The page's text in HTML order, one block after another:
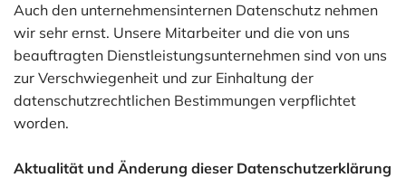
Auch den unternehmensinternen Datenschutz nehmen
wir sehr ernst. Unsere Mitarbeiter und die von uns
beauftragten Dienstleistungsunternehmen sind von uns
zur Verschwiegenheit und zur Einhaltung der
datenschutzrechtlichen Bestimmungen verpflichtet
worden.
Aktualität und Änderung dieser Datenschutzerklärung